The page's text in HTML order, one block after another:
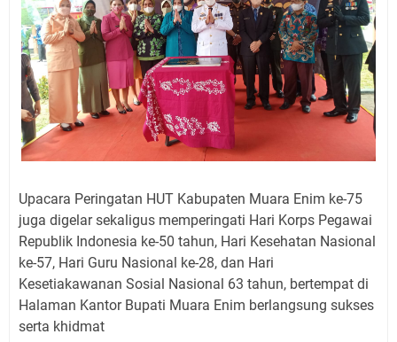
Upacara Peringatan HUT Kabupaten Muara Enim ke-75
juga digelar sekaligus memperingati Hari Korps Pegawai
Republik Indonesia ke-50 tahun, Hari Kesehatan Nasional
ke-57, Hari Guru Nasional ke-28, dan Hari
Kesetiakawanan Sosial Nasional 63 tahun, bertempat di
Halaman Kantor Bupati Muara Enim berlangsung sukses
serta khidmat